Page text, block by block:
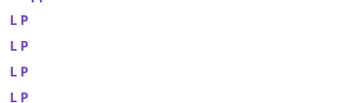
L P
L P
L P
L P